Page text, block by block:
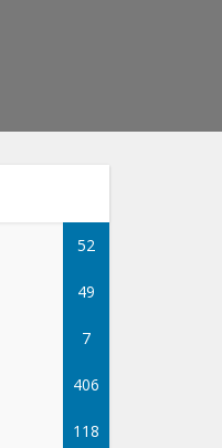
52
49
7
406
118